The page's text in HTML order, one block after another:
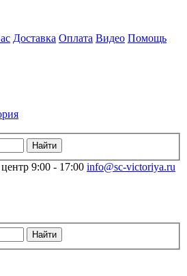
Доставка Оплата Видео Помощь
9:00 - 17:00 info@sc-victoriya.ru